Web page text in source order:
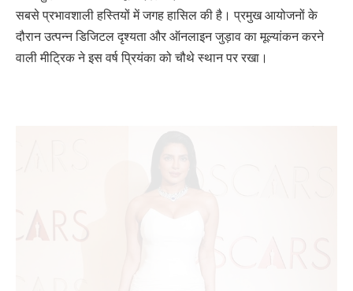
सबसे प्रभावशाली हस्तियों में जगह हासिल की है। प्रमुख आयोजनों के
दौरान उत्पन्न डिजिटल दृश्यता और ऑनलाइन जुड़ाव का मूल्यांकन करने
वाली मीट्रिक ने इस वर्ष प्रियंका को चौथे स्थान पर रखा।